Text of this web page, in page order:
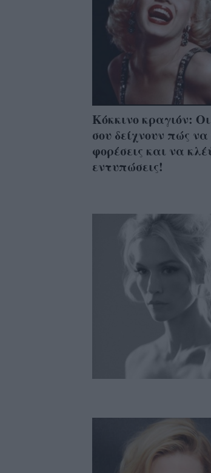
Κόκκινο κραγιόν:
σου δείχνουν πώς
φορέσεις και να
εντυπώσεις!